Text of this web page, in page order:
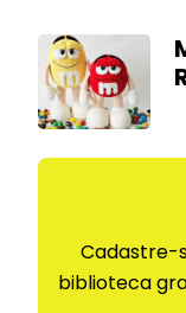
Cadastre-
biblioteca